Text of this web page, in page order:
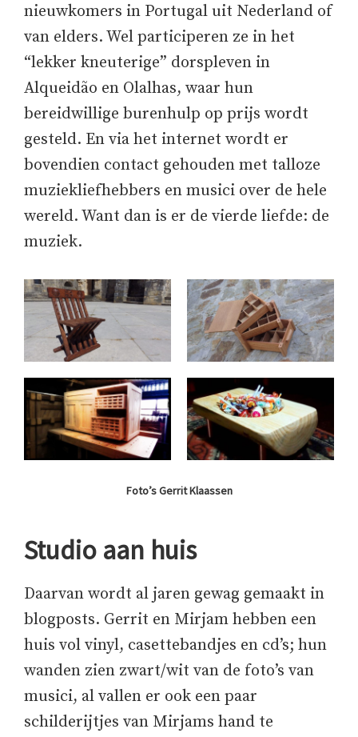
nieuwkomers in Portugal uit Nederland of
van elders. Wel participeren ze in het
“lekker kneuterige” dorspleven in
Alqueidão en Olalhas, waar hun
bereidwillige burenhulp op prijs wordt
gesteld. En via het internet wordt er
bovendien contact gehouden met talloze
muziekliefhebbers en musici over de hele
wereld. Want dan is er de vierde liefde: de
muziek.
Foto’s Gerrit Klaassen
Studio aan huis
Daarvan wordt al jaren gewag gemaakt in
blogposts. Gerrit en Mirjam hebben een
huis vol vinyl, casettebandjes en cd’s; hun
wanden zien zwart/wit van de foto’s van
musici, al vallen er ook een paar
schilderijtjes van Mirjams hand te